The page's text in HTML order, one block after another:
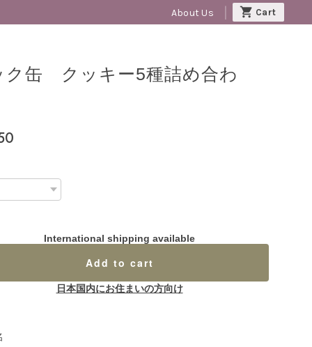
About Us
ク缶 クッキー5種詰め合わ
International shipping available
Add to cart
日本国内にお住まいの方向け